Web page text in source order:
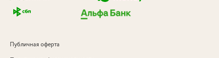
Публичная оферта